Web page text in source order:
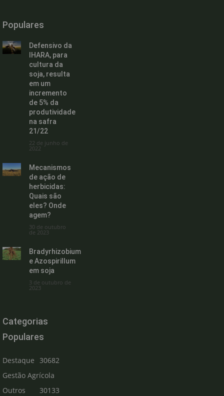
Populares
Defensivo da
IHARA, para
cultura da
soja, resulta
em um
incremento
de 5% da
produtividade
na safra
21/22
22 de junho de
2022
Mecanismos
de ação de
herbicidas:
Quais são
eles? Onde
agem?
30 de outubro
de 2023
Bradyrhizobium
e Azospirillum
em soja
3 de outubro de
2023
Categorias
Populares
Destaque
30682
Gestão Agrícola
30133
Outros